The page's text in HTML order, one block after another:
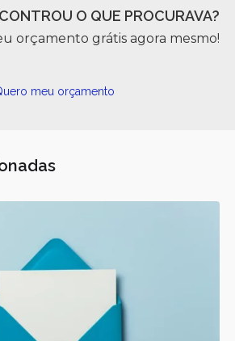
O QUE PROCURAVA?
orçamento grátis agora mesmo!
meu orçamento